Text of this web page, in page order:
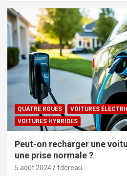
QUATRE ROUES
VOITURES
VOITURES HYBRIDES
Peut-on recharger une
une prise normale ?
5 août 2024 fdoreau